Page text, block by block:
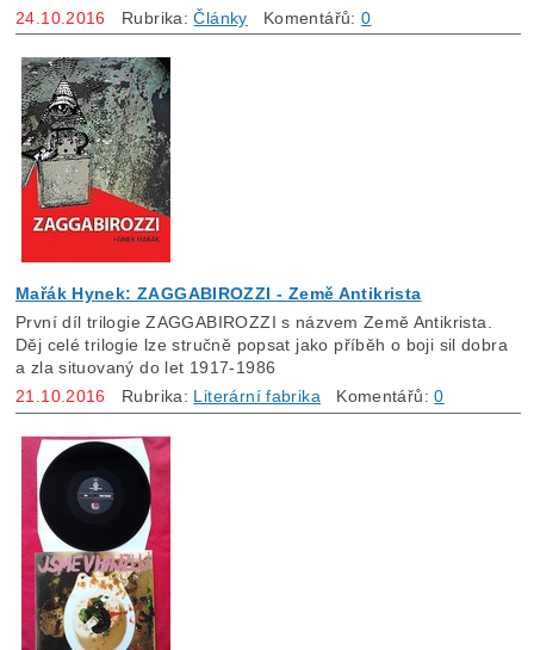
24.10.2016
Rubrika:Články Komentářů:0
Mařák Hynek: ZAGGABIROZZI - Země Antikrista
První díl trilogie ZAGGABIROZZI s názvem Země Antikrista.
Děj celé trilogie lze stručně popsat jako příběh o boji sil dobra
a zla situovaný do let 1917-1986
21.10.2016
Rubrika: Literární fabrikaKomentářů:0